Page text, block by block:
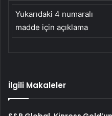
Yukarıdaki 4 numaralı
madde için açıklama
İlgili Makaleler